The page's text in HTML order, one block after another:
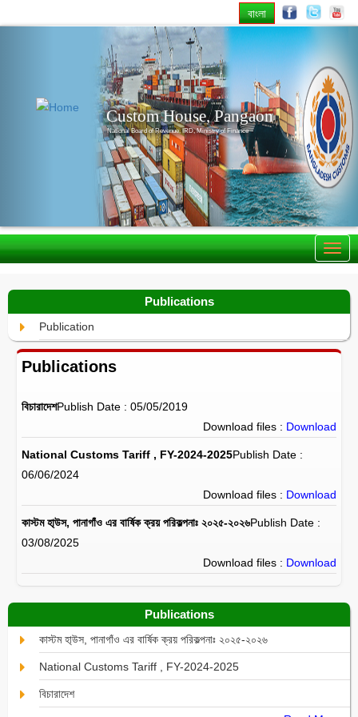
বাংলা
Custom House, Pangaon
National Board of Revenue, IRD, Ministry of Finance
Publications
Publication
Publications
বিচারাদেশPublish Date : 05/05/2019
Download files : Download
National Customs Tariff , FY-2024-2025Publish Date :
06/06/2024
Download files : Download
কাস্টম হা্উস, পানাগাঁও এর বার্ষিক ক্রয় পরিকল্পনাঃ ২০২৫-২০২৬Publish Date :
03/08/2025
Download files : Download
Publications
কাস্টম হা্উস, পানাগাঁও এর বার্ষিক ক্রয় পরিকল্পনাঃ ২০২৫-২০২৬
National Customs Tariff , FY-2024-2025
বিচারাদেশ